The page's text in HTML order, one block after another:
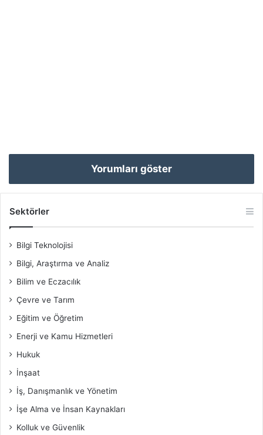
Yorumları göster
Sektörler
Bilgi Teknolojisi
Bilgi, Araştırma ve Analiz
Bilim ve Eczacılık
Çevre ve Tarım
Eğitim ve Öğretim
Enerji ve Kamu Hizmetleri
Hukuk
İnşaat
İş, Danışmanlık ve Yönetim
İşe Alma ve İnsan Kaynakları
Kolluk ve Güvenlik